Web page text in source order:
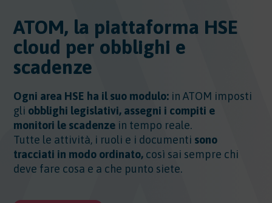
ATOM, la piattaforma HSE
cloud per obblighi e
scadenze
Ogni area HSE ha il suo modulo: in ATOM imposti
gli obblighi legislativi, assegni i compiti e
monitori le scadenze in tempo reale.
Tutte le attività, i ruoli e i documenti sono
tracciati in modo ordinato, così sai sempre chi
deve fare cosa e a che punto siete.